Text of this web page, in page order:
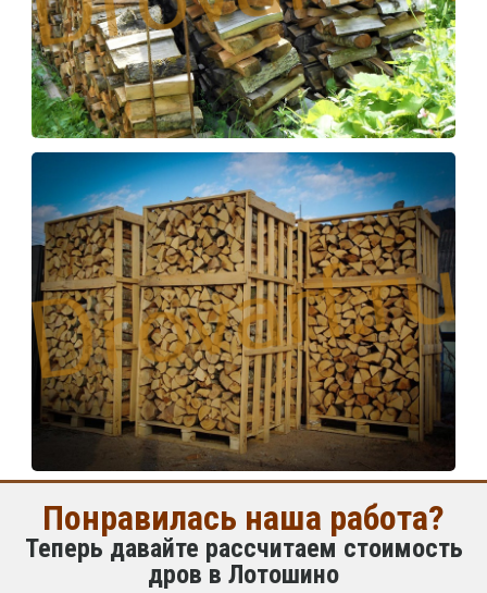
Понравилась наша работа?
Теперь давайте рассчитаем стоимость
дров в Лотошино